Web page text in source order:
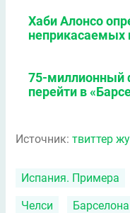
Хаби Алонсо
неприкасаемых
75-миллионный
перейти в
Источник: твиттер
Испания. Примера
Челси Барселона